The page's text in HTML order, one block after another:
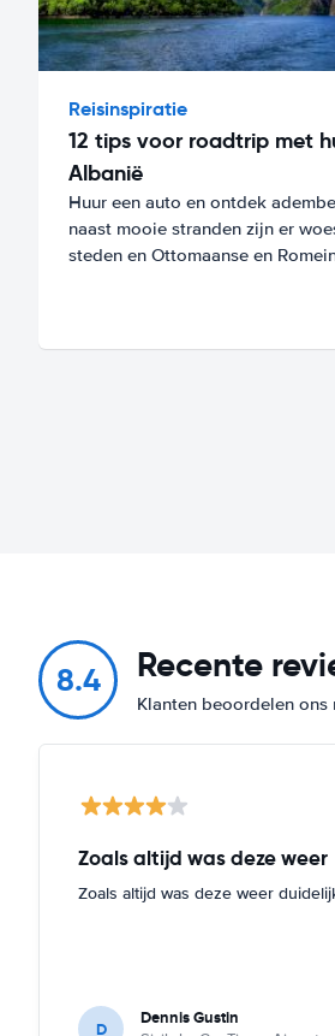
Reisinspiratie
12 tips voor roadtrip met
Albanië
Huur een auto en ontdek
naast mooie stranden zijn er
steden en Ottomaanse en
8.4 Recente
Klanten beoordelen ons
Zoals altijd was deze weer
Zoals altijd was deze weer
D Dennis Gustin